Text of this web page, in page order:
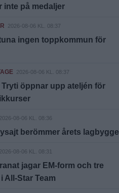
inte på medaljer
2026-08-06 KL. 08:37
ingen toppkommun för
2026-08-06 KL. 08:37
Tryti öppnar upp ateljén för
2026-08-06 KL. 08:36
berömmer årets lagbygge
2026-08-06 KL. 08:31
jagar EM-form och tre
All-Star Team